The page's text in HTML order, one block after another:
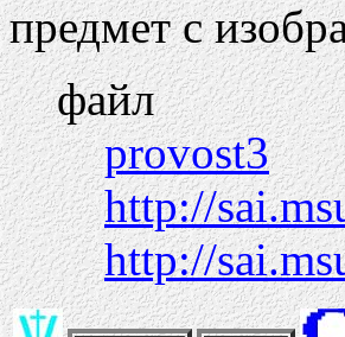
предмет с
файл
provost3
http://
http://